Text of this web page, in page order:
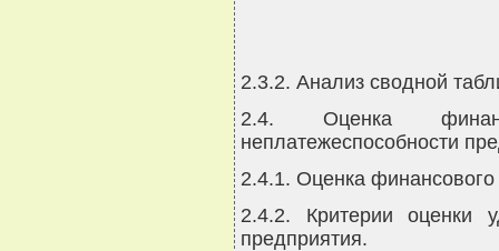
2.3.2. Анализ сводной
2.4. Оценка
неплатежеспособности
2.4.1. Оценка
2.4.2. Критерии оценки
предприятия.